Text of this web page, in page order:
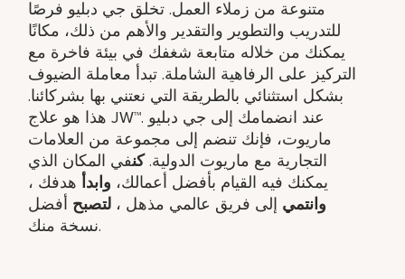
متنوعة من زملاء العمل. تخلق جي دبليو فرصًا
للتدريب والتطوير والتقدير والأهم من ذلك، مكانًا
يمكنك من خلاله متابعة شغفك في بيئة فاخرة مع
التركيز على الرفاهية الشاملة. تبدأ معاملة الضيوف
بشكل استثنائي بالطريقة التي نعتني بها بشركائنا.
هذا هو علاج JW™. عند انضمامك إلى جي دبليو
ماريوت، فإنك تنضم إلى مجموعة من العلامات
التجارية مع ماريوت الدولية.كنفي المكان الذي
يمكنك فيه القيام بأفضل أعمالك، وابدأ هدفك ​،
وانتمي إلى فريق عالمي مذهل ​، لتصبح أفضل
نسخة منك.